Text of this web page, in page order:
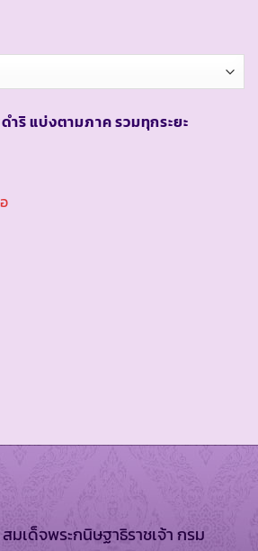
ำริ แบ่งตามภาค รวมทุกระยะ
เด็จพระกนิษฐาธิราชเจ้า กรม